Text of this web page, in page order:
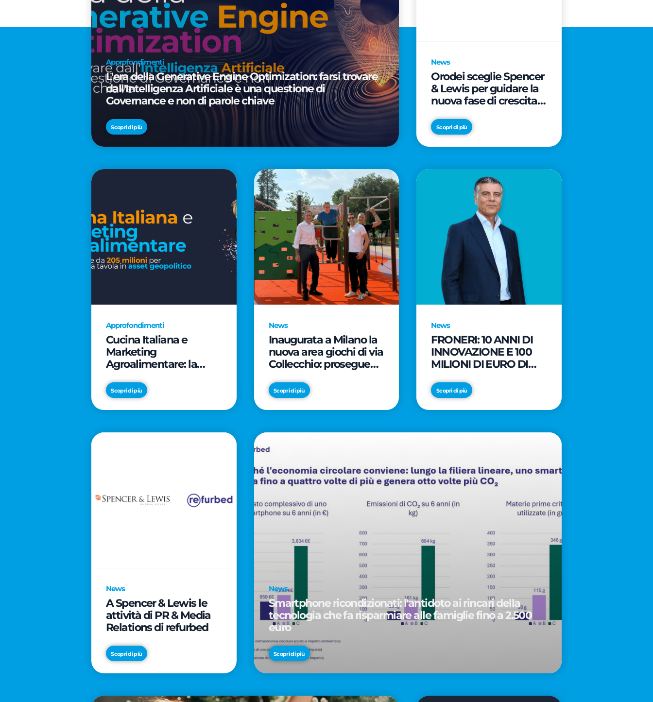
Approfondimenti
L'era della Generative Engine Optimization: farsi trovare
dall'Intelligenza Artificiale è una questione di
Governance e non di parole chiave
Scopri di più
News
Orodei sceglie Spencer
& Lewis per guidare la
nuova fase di crescita e
brand
Scopri di più
Approfondimenti
Cucina Italiana e
Marketing
Agroalimentare: la
milioni per trasformare
la tavola in asset
geopolitico
Scopri di più
News
Inaugurata a Milano la
nuova area giochi di via
Collecchio: prosegue
SmartCityLife per gli
spazi pubblici del
Municipio 8
Scopri di più
News
FRONERI: 10 ANNI DI
INNOVAZIONE E 100
MILIONI DI EURO DI
PER LO SVILUPPO DEL
MERCATO ITALIANO
DEL GELATO
Scopri di più
News
A Spencer & Lewis le
attività di PR & Media
Relations di refurbed
Scopri di più
News
Smartphone ricondizionati: l'antidoto ai rincari della
tecnologia che fa risparmiare alle famiglie fino a 2.500
euro
Scopri di più